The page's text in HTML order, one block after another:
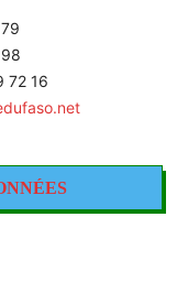
72 16